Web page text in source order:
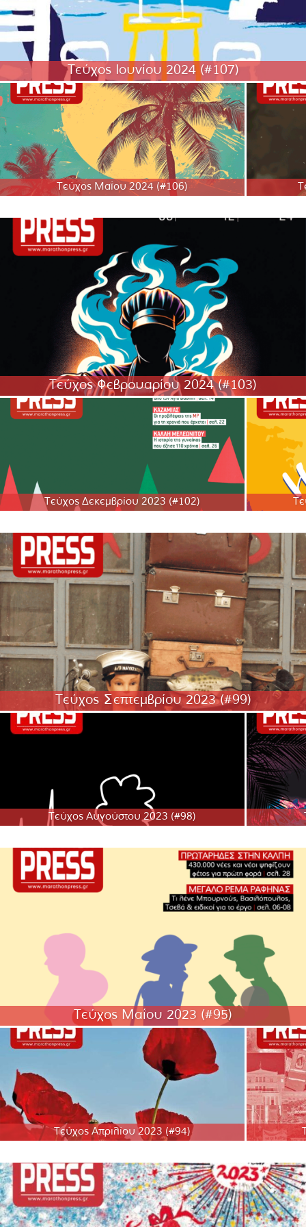
Τεύχος Ιουνίου 2024 (#107)
Τεύχος Μαΐου 2024 (#106)
Τεύχος Φεβρουαρίου 2024 (#103)
Τεύχος Δεκεμβρίου 2023 (#102)
Τεύχος Σεπτεμβρίου 2023 (#99)
Τεύχος Αυγούστου 2023 (#98)
Τεύχος Μαΐου 2023 (#95)
Τεύχος Απριλίου 2023 (#94)